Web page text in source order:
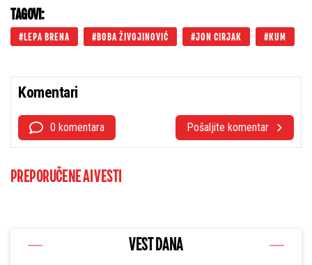
TAGOVI:
LEPA BRENA BOBA ŽIVOJINOVIĆ JON CIRJAK KUM
Komentari
0 komentara Pošaljite komentar
PREPORUČENE AI VESTI
VEST DANA